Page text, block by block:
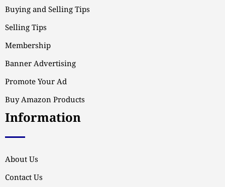
Buying and Selling Tips
Selling Tips
Membership
Banner Advertising
Promote Your Ad
Buy Amazon Products
Information
About Us
Contact Us